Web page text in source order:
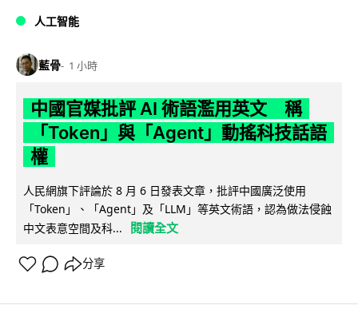
人工智能
藍骨 1 小時
中國官媒批評 AI 術語濫用英文 稱
「Token」與「Agent」動搖科技話語
權
人民網旗下評論於 8 月 6 日發表文章，批評中國廣泛使用
「Token」、「Agent」及「LLM」等英文術語，認為做法侵蝕
中文表意空間及科...
閱讀全文
分享